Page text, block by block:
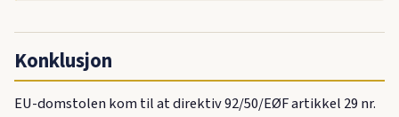
Konklusjon
EU-domstolen kom til at direktiv 92/50/EØF artikkel 29 nr.